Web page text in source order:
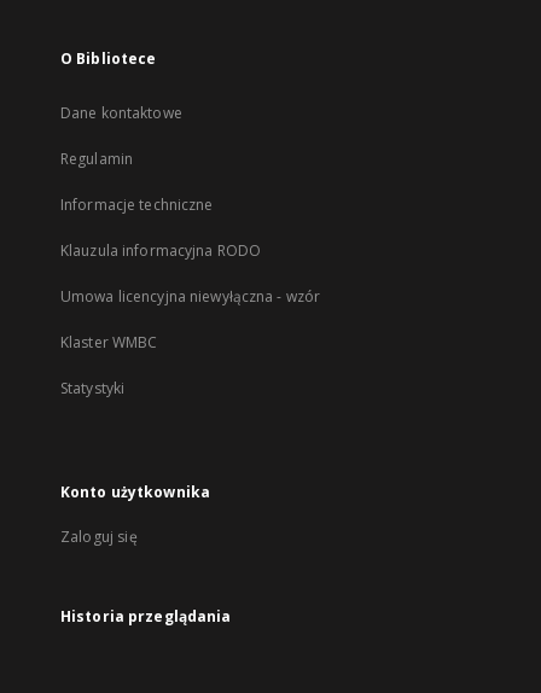
O Bibliotece
Dane kontaktowe
Regulamin
Informacje techniczne
Klauzula informacyjna RODO
Umowa licencyjna niewyłączna - wzór
Klaster WMBC
Statystyki
Konto użytkownika
Zaloguj się
Historia przeglądania